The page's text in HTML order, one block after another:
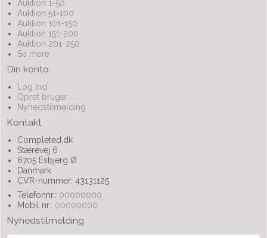
Auktion 1-50
Auktion 51-100
Auktion 101-150
Auktion 151-200
Auktion 201-250
Se mere
Din konto
Log ind
Opret bruger
Nyhedstilmelding
Kontakt
Completed.dk
Stærevej 6
6705 Esbjerg Ø
Danmark
CVR-nummer: 43131125
Telefonnr.: 00000000
Mobil nr.: 00000000
Nyhedstilmelding